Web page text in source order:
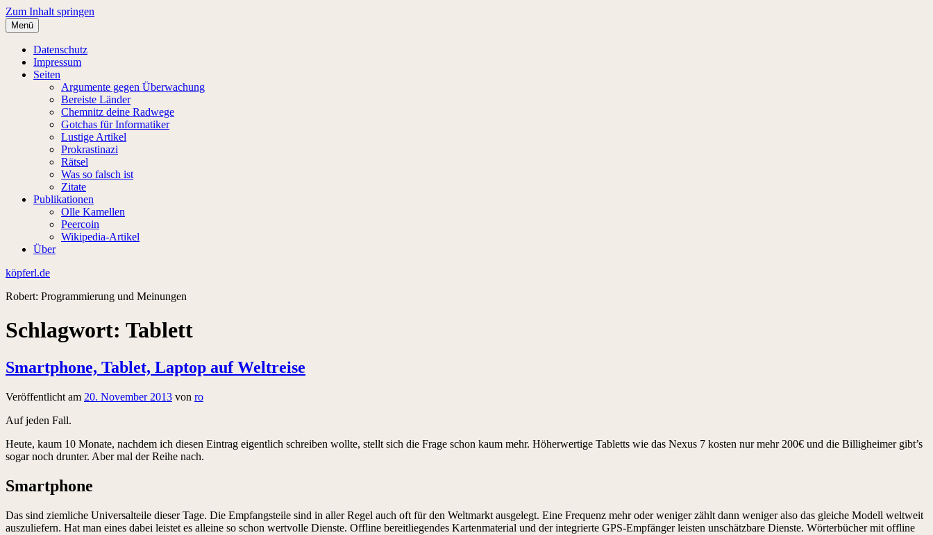
Zum Inhalt springen
Menü
Datenschutz
Impressum
Seiten
Argumente gegen Überwachung
Bereiste Länder
Chemnitz deine Radwege
Gotchas für Informatiker
Lustige Artikel
Prokrastinazi
Rätsel
Was so falsch ist
Zitate
Publikationen
Olle Kamellen
Peercoin
Wikipedia-Artikel
Über
köpferl.de
Robert: Programmierung und Meinungen
Schlagwort: Tablett
Smartphone, Tablet, Laptop auf Weltreise
Veröffentlicht am 20. November 2013 von ro
Auf jeden Fall.
Heute, kaum 10 Monate, nachdem ich diesen Eintrag eigentlich schreiben wollte, stellt sich die Frage schon kaum mehr. Höherwertige Tabletts wie das Nexus 7 kosten nur mehr 200€ und die Billigheimer gibt’s
sogar noch drunter. Aber mal der Reihe nach.
Smartphone
Das sind ziemliche Universalteile dieser Tage. Die Empfangsteile sind in aller Regel auch oft für den Weltmarkt ausgelegt. Eine Frequenz mehr oder weniger zählt dann weniger also das gleiche Modell weltweit
auszuliefern. Hat man eines dabei leistet es alleine so schon wertvolle Dienste. Offline bereitliegendes Kartenmaterial und der integrierte GPS-Empfänger leisten unschätzbare Dienste. Wörterbücher mit offline